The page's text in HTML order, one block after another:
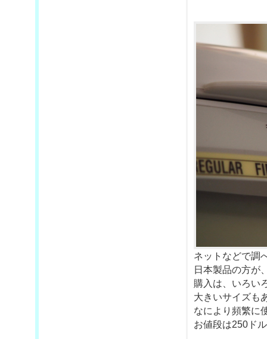
ネットなどで調
日本製品の方が
購入は、いろい
大きいサイズも
なにより頻繁に
お値段は250ド